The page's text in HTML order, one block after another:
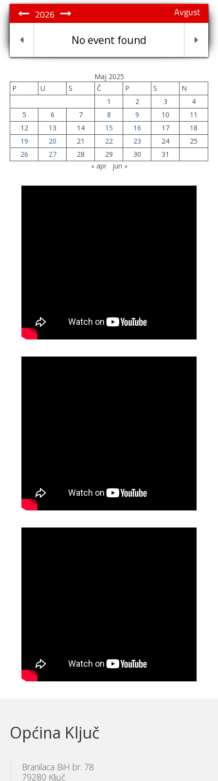
Avgust
2026
No event found
Maj 2025
P
U S Č P S
N
1
2 3
4
5
6 7 8 9 10
11
12
13 14 15 16 17
18
19
20 21 22 23 24
25
26
27 28 29 30
31
« apr
jun »
Općina Ključ
Branilaca BiH br. 78
79280 Ključ